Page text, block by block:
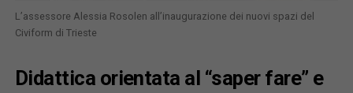
L’assessore Alessia Rosolen all’inaugurazione dei nuovi spazi del
Civiform di Trieste
Didattica orientata al “saper fare” e